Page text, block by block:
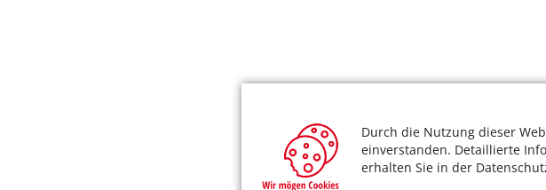
Durch die Nutzung dieser
einverstanden. Detaillierte
erhalten Sie in der